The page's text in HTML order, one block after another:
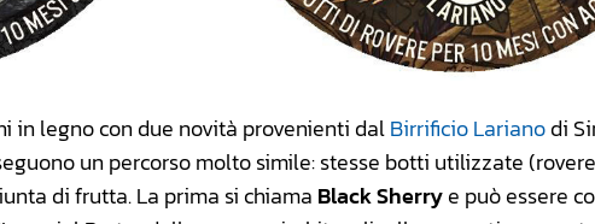
in legno con due novità provenienti dalBirrificio Larianodi
un percorso molto simile: stesse botti utilizzate
di frutta. La prima si chiama Black Sherrye può essere